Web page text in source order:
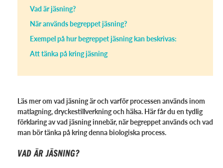
Vad är jäsning?
När används begreppet jäsning?
Exempel på hur begreppet jäsning kan beskrivas:
Att tänka på kring jäsning
Läs mer om vad jäsning är och varför processen används inom
matlagning, dryckestillverkning och hälsa. Här får du en tydlig
förklaring av vad jäsning innebär, när begreppet används och vad
man bör tänka på kring denna biologiska process.
VAD ÄR JÄSNING?